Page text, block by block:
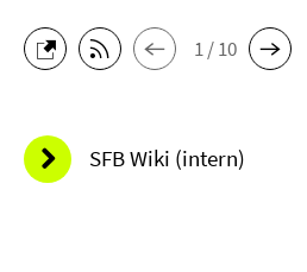
1 / 10
SFB Wiki (intern)